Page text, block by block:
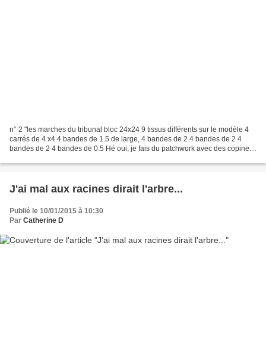
n° 2 "les marches du tribunal bloc 24x24 9 tissus différents sur le modèle 4
carrés de 4 x4 4 bandes de 1.5 de large, 4 bandes de 2 4 bandes de 2 4
bandes de 2 4 bandes de 0.5 Hé oui, je fais du patchwork avec des copines,
J'ai mal aux racines dirait l'arbre...
Publié le 10/01/2015 à 10:30
Par Catherine D